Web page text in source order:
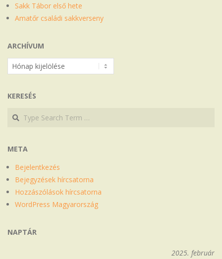
Sakk Tábor első hete
Amatőr családi sakkverseny
ARCHÍVUM
Archívum
KERESÉS
Search
Search
META
Bejelentkezés
Bejegyzések hírcsatorna
Hozzászólások hírcsatorna
WordPress Magyarország
NAPTÁR
2025. február